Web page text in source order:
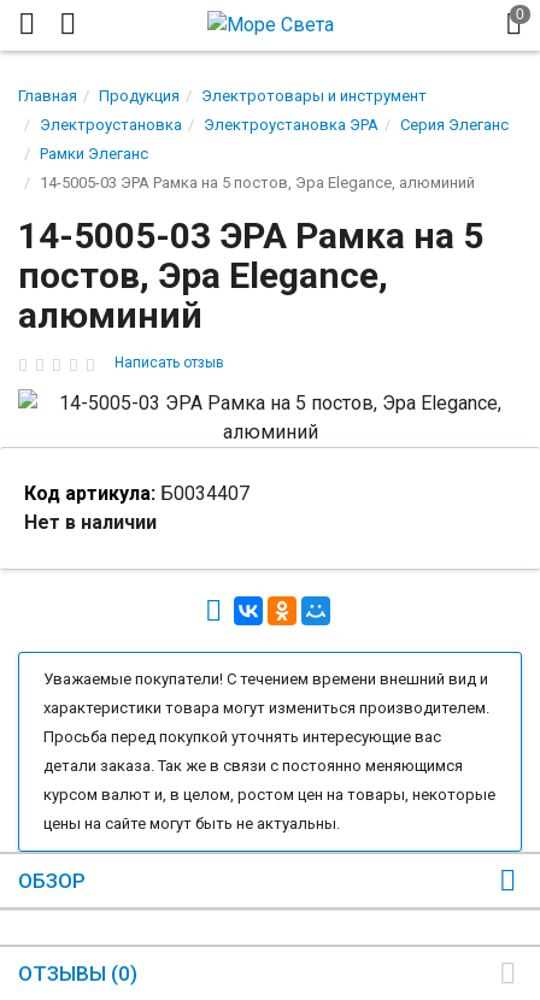
Главная Продукция
Электротовары и инструмент
Электроустановка
Электроустановка ЭРА
Серия Элеганс
Рамки Элеганс
14-5005-03 ЭРА Рамка на 5 постов, Эра Elegance, алюминий
14-5005-03 ЭРА Рамка на 5
постов, Эра Elegance,
алюминий
Написать отзыв
Код артикула: Б0034407
Нет в наличии
Уважаемые покупатели! С течением времени внешний вид и
характеристики товара могут измениться производителем.
Просьба перед покупкой уточнять интересующие вас
детали заказа. Так же в связи с постоянно меняющимся
курсом валют и, в целом, ростом цен на товары, некоторые
цены на сайте могут быть не актуальны.
ОБЗОР
ОТЗЫВЫ (0)